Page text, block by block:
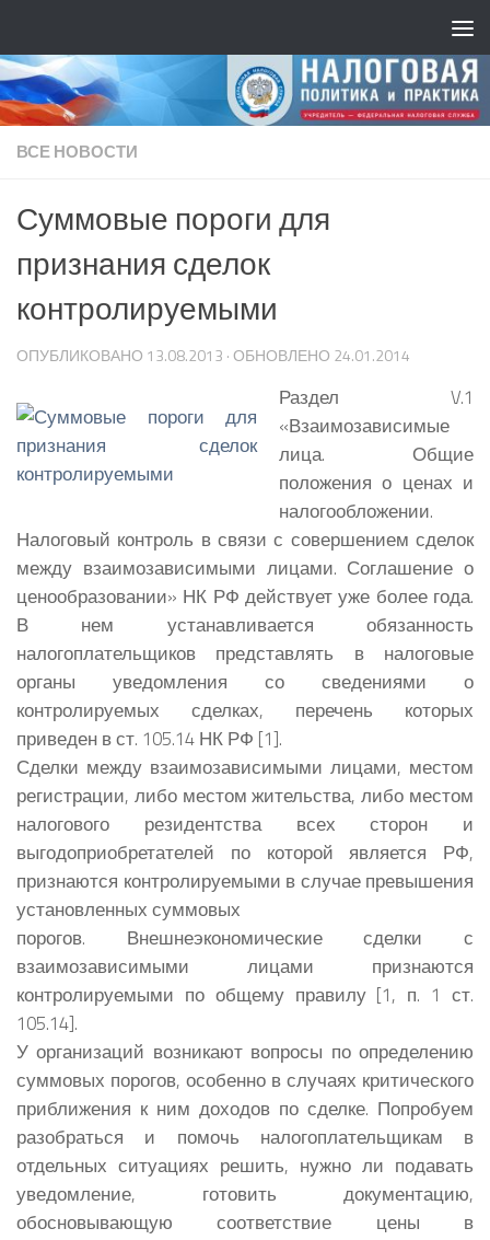
ВСЕ НОВОСТИ
Суммовые пороги для
признания сделок
контролируемыми
ОПУБЛИКОВАНО 13.08.2013 · ОБНОВЛЕНО 24.01.2014
Раздел V.1
«Взаимозависимые
лица. Общие
положения о ценах и
налогообложении.
Налоговый контроль в связи с совершением сделок
между взаимозависимыми лицами. Соглашение о
ценообразовании» НК РФ действует уже более года.
В нем устанавливается обязанность
налогоплательщиков представлять в налоговые
органы уведомления со сведениями о
контролируемых сделках, перечень которых
приведен в ст. 105.14 НК РФ [1].
Сделки между взаимозависимыми лицами, местом
регистрации, либо местом жительства, либо местом
налогового резидентства всех сторон и
выгодоприобретателей по которой является РФ,
признаются контролируемыми в случае превышения
установленных суммовых
порогов. Внешнеэкономические сделки с
взаимозависимыми лицами признаются
контролируемыми по общему правилу [1, п. 1 ст.
105.14].
У организаций возникают вопросы по определению
суммовых порогов, особенно в случаях критического
приближения к ним доходов по сделке. Попробуем
разобраться и помочь налогоплательщикам в
отдельных ситуациях решить, нужно ли подавать
уведомление, готовить документацию,
обосновывающую соответствие цены в